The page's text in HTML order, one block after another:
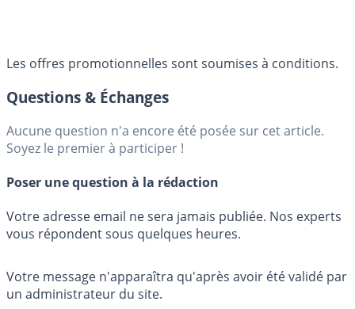
Les offres promotionnelles sont soumises à conditions.
Questions & Échanges
Aucune question n'a encore été posée sur cet article.
Soyez le premier à participer !
Poser une question à la rédaction
Votre adresse email ne sera jamais publiée. Nos experts
vous répondent sous quelques heures.
Votre message n'apparaîtra qu'après avoir été validé par
un administrateur du site.